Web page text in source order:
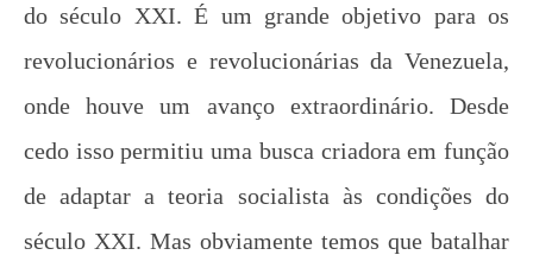
do século XXI. É um grande objetivo para os
revolucionários e revolucionárias da Venezuela,
onde houve um avanço extraordinário. Desde
cedo isso permitiu uma busca criadora em função
de adaptar a teoria socialista às condições do
século XXI. Mas obviamente temos que batalhar